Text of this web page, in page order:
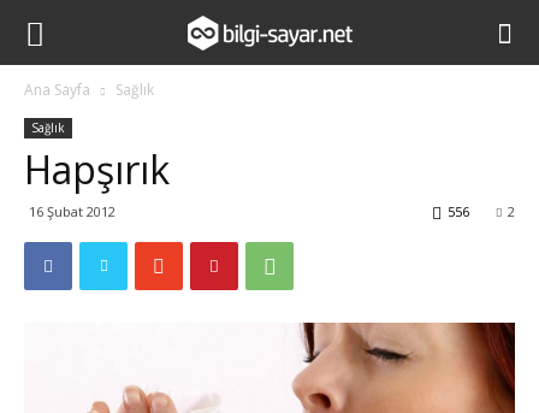
Ana Sayfa Sağlık
Sağlık
Hapşırık
16 Şubat 2012 2
556